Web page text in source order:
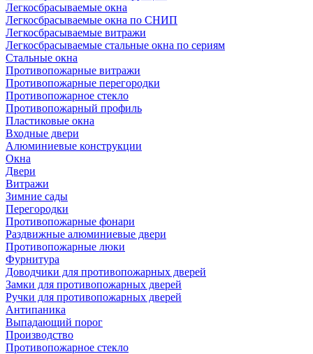
Легкосбрасываемые окна
Легкосбрасываемые окна по СНИП
Легкосбрасываемые витражи
Легкосбрасываемые стальные окна по сериям
Стальные окна
Противопожарные витражи
Противопожарные перегородки
Противопожарное стекло
Противопожарный профиль
Пластиковые окна
Входные двери
Алюминиевые конструкции
Окна
Двери
Витражи
Зимние сады
Перегородки
Противопожарные фонари
Раздвижные алюминиевые двери
Противопожарные люки
Фурнитура
Доводчики для противопожарных дверей
Замки для противопожарных дверей
Ручки для противопожарных дверей
Антипаника
Выпадающий порог
Производство
Противопожарное стекло